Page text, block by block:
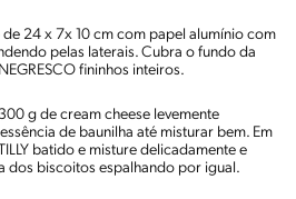
24 x 7x 10 cm com papel alumínio com
pelas laterais. Cubra o fundo da
fininhos inteiros.
g de cream cheese levemente
de baunilha até misturar bem. Em
batido e misture delicadamente e
dos biscoitos espalhando por igual.